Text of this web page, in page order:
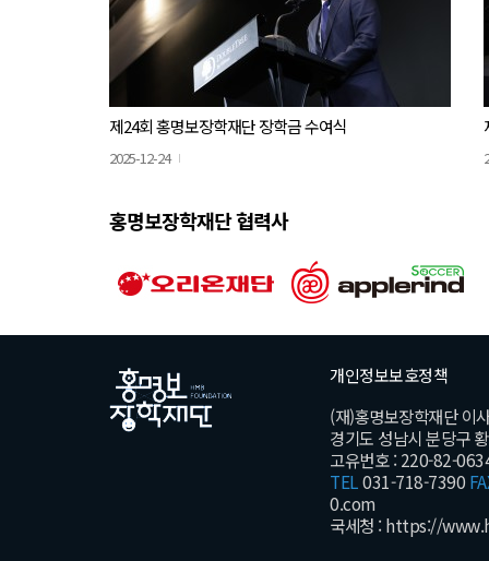
제24회 홍명보장학재단 장학금 수여식
2025-12-24
홍명보장학재단 협력사
개인정보보호정책
(재)홍명보장학재단 이
경기도 성남시 분당구
고유번호 : 220-82-
TEL031-718-7390
0.com
국세청 : https://